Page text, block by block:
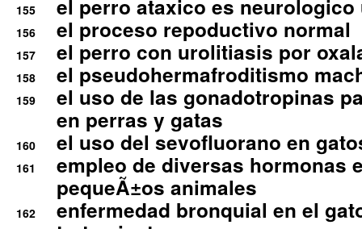
155 el perro ataxico es
156 el proceso repoductivo normal
157 el perro con urolitiasis por
158 el pseudohermafroditismo
159
el uso de las gonadotropinas
en perras y gatas
160 el uso del sevofluorano en
161
empleo de diversas hormonas
pequeÃ±os animales
162
enfermedad bronquial en el